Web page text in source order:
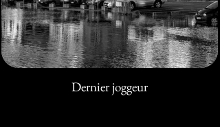
Dernier joggeur